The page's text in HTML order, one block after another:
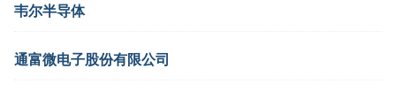
韦尔半导体
通富微电子股份有限公司